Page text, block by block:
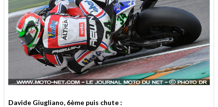
Davide Giugliano, 6ème puis chute :